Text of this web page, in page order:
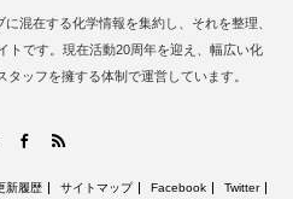
混在する化学情報を集約し、それを整理、
トです。現在活動20周年を迎え、幅広い化
ッフを擁する体制で運営しています。
Facebook
新履歴 サイトマップ Facebook Twitter